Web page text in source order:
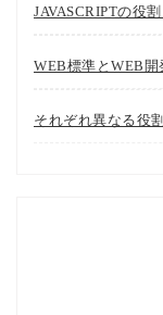
JAVASCRIPTの役
WEB標準とWEB開
それぞれ異なる役